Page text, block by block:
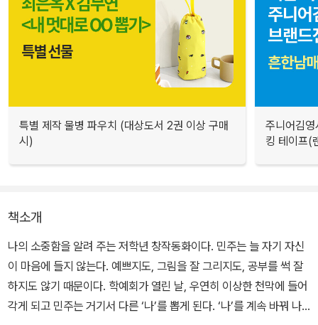
특별 제작 물병 파우치 (대상도서 2권 이상 구매
시)
주니어김
킹 테이프(
책소개
나의 소중함을 알려 주는 저학년 창작동화이다. 민주는 늘 자기 자신
이 마음에 들지 않는다. 예쁘지도, 그림을 잘 그리지도, 공부를 썩 잘
하지도 않기 때문이다. 학예회가 열린 날, 우연히 이상한 천막에 들어
각게 되고 민주는 거기서 다른 ‘나’를 뽑게 된다. ‘나’를 계속 바꿔 나